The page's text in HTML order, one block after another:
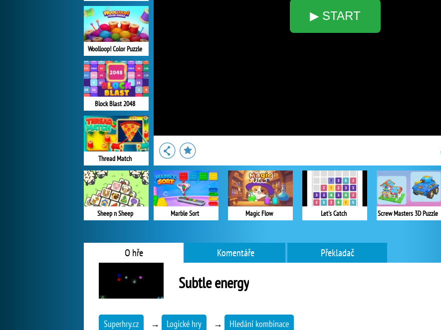
▶ START
Woolloop! Color Puzzle
Block Blast 2048
Thread Match
Sheep n Sheep Marble Sort Magic Flow Let's Catch Screw Masters 3D Puzzle
O hře Komentáře Překladač
Subtle energy
Superhry.cz → Logické hry → Hledání kombinace